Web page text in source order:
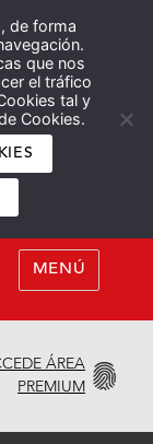
de forma
que nos
el tráfico
tal y
Cookies.
English
MENÚ
ÁREA
PREMIUM